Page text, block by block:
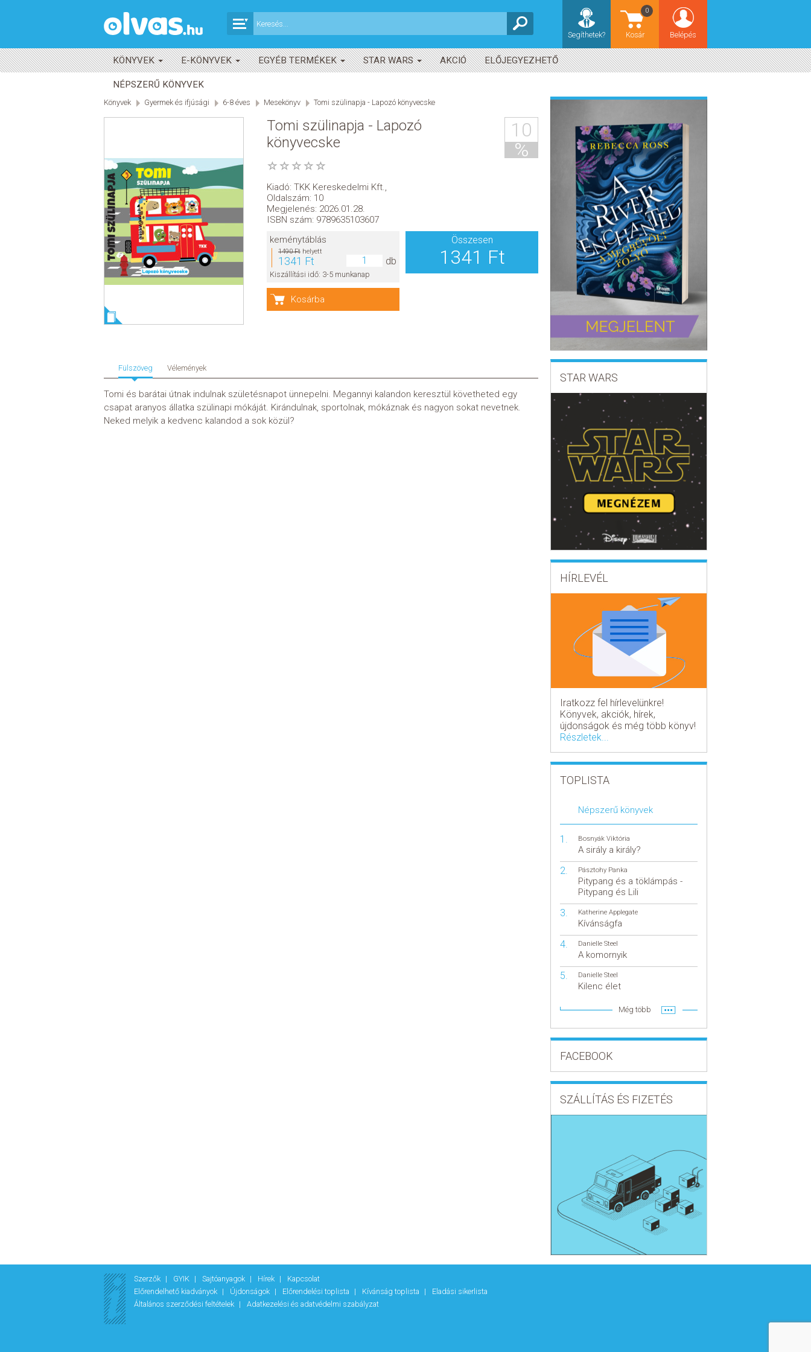
Belépés
Kosár
0
Segíthetek?
KÖNYVEK E-KÖNYVEK EGYÉB TERMÉKEK STAR WARS AKCIÓ ELŐJEGYEZHETŐ
NÉPSZERŰ KÖNYVEK
Könyvek Gyermek és ifjúsági 6-8 éves Mesekönyv Tomi szülinapja - Lapozó könyvecske
Tomi szülinapja - Lapozó
könyvecske
10
%
Kiadó: TKK Kereskedelmi Kft.
Oldalszám: 10
Megjelenés: 2026.01.28.
ISBN szám: 9789635103607
Kosárba
keménytáblás
1490 Ft helyett
1341 Ft db
Kiszállítási idő: 3-5 munkanap
Összesen
1341 Ft
Fülszöveg Vélemények
Tomi és barátai útnak indulnak születésnapot ünnepelni. Megannyi kalandon keresztül követheted egy
csapat aranyos állatka szülinapi mókáját. Kirándulnak, sportolnak, mókáznak és nagyon sokat nevetnek.
Neked melyik a kedvenc kalandod a sok közül?
STAR WARS
HÍRLEVÉL
Iratkozz fel hírlevelünkre!
Könyvek, akciók, hírek,
újdonságok és még több könyv!
Részletek...
TOPLISTA
Népszerű könyvek
Bosnyák Viktória
A sirály a király?
Pásztohy Panka
Pitypang és a töklámpás -
Pitypang és Lili
Katherine Applegate
Kívánságfa
Danielle Steel
A komornyik
Danielle Steel
Kilenc élet
Még több
FACEBOOK
SZÁLLÍTÁS ÉS FIZETÉS
Szerzők GYIK Sajtóanyagok Hírek
Kapcsolat
Előrendelhető kiadványok
Újdonságok Előrendelési toplista Kívánság toplista
Eladási sikerlista
Általános szerződési feltételek
Adatkezelési és adatvédelmi szabályzat